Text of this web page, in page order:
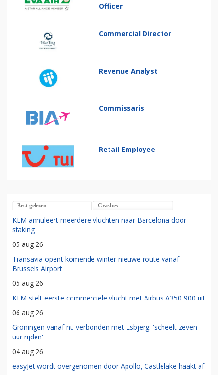
Officer
Commercial Director
Revenue Analyst
Commissaris
Retail Employee
Best gelezen Crashes
KLM annuleert meerdere vluchten naar Barcelona door
staking
05 aug 26
Transavia opent komende winter nieuwe route vanaf
Brussels Airport
05 aug 26
KLM stelt eerste commerciële vlucht met Airbus A350-900 uit
06 aug 26
Groningen vanaf nu verbonden met Esbjerg: 'scheelt zeven
uur rijden'
04 aug 26
easyJet wordt overgenomen door Apollo, Castlelake haakt af